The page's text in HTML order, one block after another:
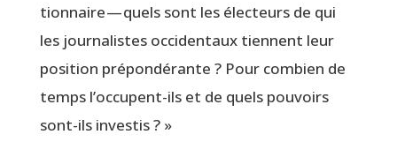
tion­naire — quels sont les élec­teurs de qui
les jour­na­listes occi­den­taux tiennent leur
posi­tion pré­pon­dé­rante ? Pour com­bien de
temps l’oc­cupent-ils et de quels pou­voirs
sont-ils investis ? »